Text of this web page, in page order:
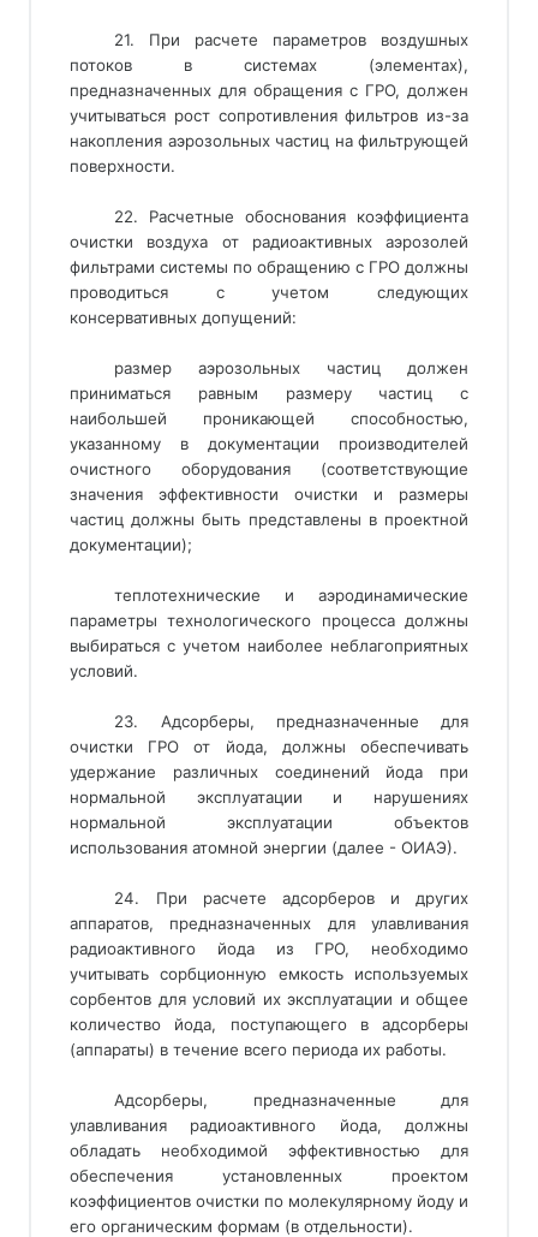
21. При расчете параметров воздушных
потоков в системах (элементах),
предназначенных для обращения с ГРО, должен
учитываться рост сопротивления фильтров из-за
накопления аэрозольных частиц на фильтрующей
поверхности.
22. Расчетные обоснования коэффициента
очистки воздуха от радиоактивных аэрозолей
фильтрами системы по обращению с ГРО должны
проводиться с учетом следующих
консервативных допущений:
размер аэрозольных частиц должен
приниматься равным размеру частиц с
наибольшей проникающей способностью,
указанному в документации производителей
очистного оборудования (соответствующие
значения эффективности очистки и размеры
частиц должны быть представлены в проектной
документации);
теплотехнические и аэродинамические
параметры технологического процесса должны
выбираться с учетом наиболее неблагоприятных
условий.
23. Адсорберы, предназначенные для
очистки ГРО от йода, должны обеспечивать
удержание различных соединений йода при
нормальной эксплуатации и нарушениях
нормальной эксплуатации объектов
использования атомной энергии (далее - ОИАЭ).
24. При расчете адсорберов и других
аппаратов, предназначенных для улавливания
радиоактивного йода из ГРО, необходимо
учитывать сорбционную емкость используемых
сорбентов для условий их эксплуатации и общее
количество йода, поступающего в адсорберы
(аппараты) в течение всего периода их работы.
Адсорберы, предназначенные для
улавливания радиоактивного йода, должны
обладать необходимой эффективностью для
обеспечения установленных проектом
коэффициентов очистки по молекулярному йоду и
его органическим формам (в отдельности).